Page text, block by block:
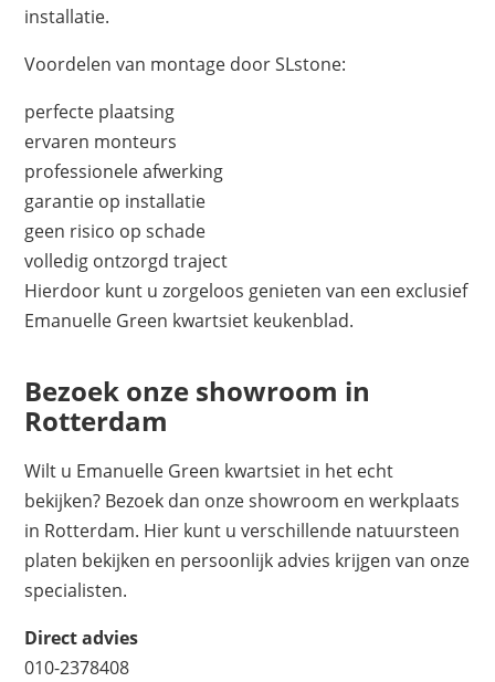
installatie.
Voordelen van montage door SLstone:
perfecte plaatsing
ervaren monteurs
professionele afwerking
garantie op installatie
geen risico op schade
volledig ontzorgd traject
Hierdoor kunt u zorgeloos genieten van een exclusief
Emanuelle Green kwartsiet keukenblad.
Bezoek onze showroom in
Rotterdam
Wilt u Emanuelle Green kwartsiet in het echt
bekijken? Bezoek dan onze showroom en werkplaats
in Rotterdam. Hier kunt u verschillende natuursteen
platen bekijken en persoonlijk advies krijgen van onze
specialisten.
Direct advies
010-2378408